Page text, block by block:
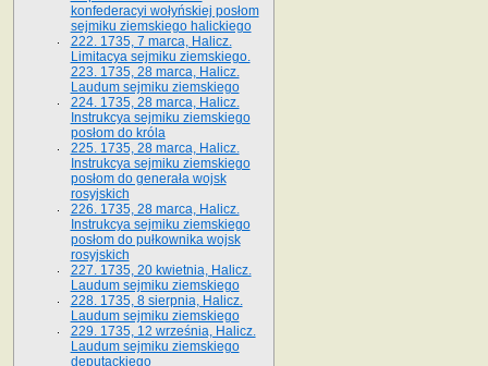
konfederacyi wołyńskiej posłom
sejmiku ziemskiego halickiego
222. 1735, 7 marca, Halicz.
Limitacya sejmiku ziemskiego.
223. 1735, 28 marca, Halicz.
Laudum sejmiku ziemskiego
224. 1735, 28 marca, Halicz.
Instrukcya sejmiku ziemskiego
posłom do króla
225. 1735, 28 marca, Halicz.
Instrukcya sejmiku ziemskiego
posłom do generała wojsk
rosyjskich
226. 1735, 28 marca, Halicz.
Instrukcya sejmiku ziemskiego
posłom do pułkownika wojsk
rosyjskich
227. 1735, 20 kwietnia, Halicz.
Laudum sejmiku ziemskiego
228. 1735, 8 sierpnia, Halicz.
Laudum sejmiku ziemskiego
229. 1735, 12 września, Halicz.
Laudum sejmiku ziemskiego
deputackiego